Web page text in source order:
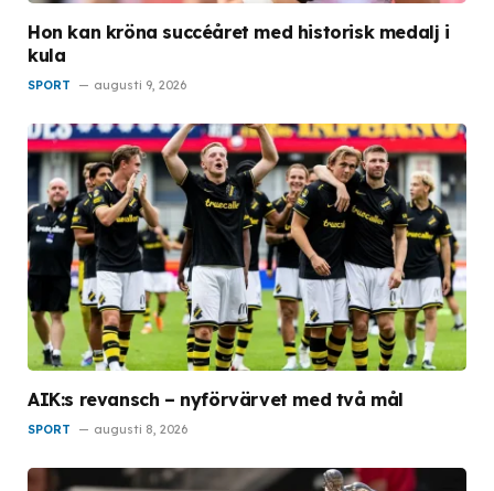
Hon kan kröna succéåret med historisk medalj i
kula
SPORT augusti 9, 2026
AIK:s revansch – nyförvärvet med två mål
SPORT augusti 8, 2026